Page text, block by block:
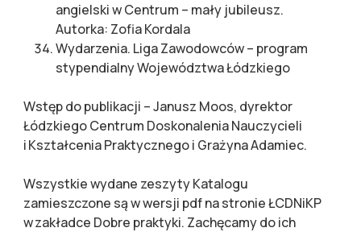
angielski w Centrum – mały jubileusz.
Autorka: Zofia Kordala
Wydarzenia. Liga Zawodowców – program
stypendialny Województwa Łódzkiego
Wstęp do publikacji – Janusz Moos, dyrektor
Łódzkiego Centrum Doskonalenia Nauczycieli
i Kształcenia Praktycznego i Grażyna Adamiec.
Wszystkie wydane zeszyty Katalogu
zamieszczone są w wersji pdf na stronie ŁCDNiKP
w zakładce Dobre praktyki. Zachęcamy do ich